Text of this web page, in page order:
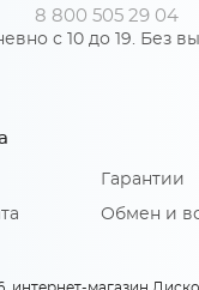
KLADOV
8 800 505 29 04
с 10 до 19. Без
Гарантии
Обмен и